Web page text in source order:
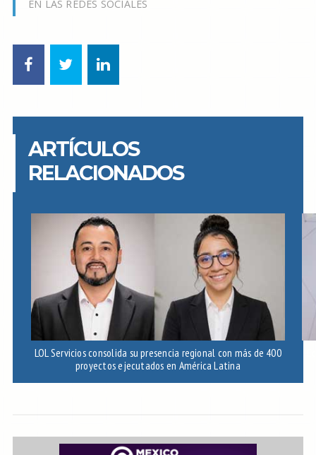
EN LAS REDES SOCIALES
ARTÍCULOS
RELACIONADOS
LOL Servicios consolida su presencia regional con más de 400
proyectos ejecutados en América Latina